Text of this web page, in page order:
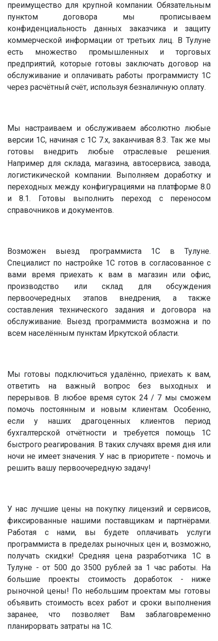
преимущество для крупной компании. Обязательным
пунктом договора мы прописываем
конфиденциальность данных заказчика и защиту
коммерческой информации от третьих лиц. В Тулуне
есть множество промышленных и торговых
предприятий, которые готовы заключать договор на
обслуживание и оплачивать работы программисту 1С
через расчётный счёт, используя безналичную оплату.
Мы настраиваем и обслуживаем абсолютно любые
версии 1С, начиная с 1С 7.х, заканчивая 8.3. Так же мы
готовы внедрить любые отраслевые решения.
Например для склада, магазина, автосервиса, завода,
логистикической компании. Выполняем доработку и
переходных между конфигурациями на платформе 8.0
и 8.1. Готовы выполнить переход с переносом
справочников и документов.
Возможен выезд программиста 1С в Тулуне.
Специалист по настройке 1С готов в согласованное с
вами время приехать к вам в магазин или офис,
производство или склад для обсуждения
первоочередных этапов внедрения, а также
составления технического задания и договора на
обслуживание. Выезд программиста возможна и по
всем населённым пунктам Иркутской области.
Мы готовы подключиться удалённо, приехать к вам,
ответить на важный вопрос без выходных и
перерывов. В любое время суток 24 / 7 мы сможем
помочь постоянным и новым клиентам. Особенно,
если у наших драгоценных клиентов период
бухгалтерской отчётности и требуется помощь 1С
быстрого реагирования. В таких случаях время дня или
ночи не имеет значения. У нас в приоритете - помочь и
решить вашу первоочередную задачу!
У нас лучшие цены на покупку лицензий и сервисов,
фиксированные нашими поставщикам и партнёрами.
Работая с нами, вы будете оплачивать услуги
программиста в пределах рыночных цен и, возможно,
получать скидки! Средняя цена разработчика 1С в
Тулуне - от 500 до 3500 рублей за 1 час работы. На
большие проекты стоимость доработок - ниже
рыночной цены! По небольшим проектам мы готовы
объявить стоимость всех работ и сроки выполнения
заранее, что позволяет Вам заблаговременно
планирорвать затраты на 1С.